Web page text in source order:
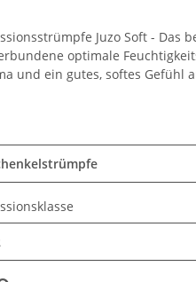
Juzo Soft - Das
optimale
und ein gutes, softes Gefühl